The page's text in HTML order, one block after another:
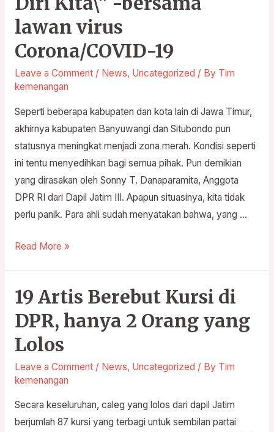
lawan virus
Corona/COVID-19
Leave a Comment / News, Uncategorized / By Tim
kemenangan
Seperti beberapa kabupaten dan kota lain di Jawa Timur,
akhirnya kabupaten Banyuwangi dan Situbondo pun
statusnya meningkat menjadi zona merah. Kondisi seperti
ini tentu menyedihkan bagi semua pihak. Pun demikian
yang dirasakan oleh Sonny T. Danaparamita, Anggota
DPR RI dari Dapil Jatim III. Apapun situasinya, kita tidak
perlu panik. Para ahli sudah menyatakan bahwa, yang …
Mengendalikan
Diri
Kita\”
-
bersama
lawan
virus
Corona/COVID-
19
Read More »
19 Artis Berebut Kursi di
DPR, hanya 2 Orang yang
Lolos
Leave a Comment / News, Uncategorized / By Tim
kemenangan
Secara keseluruhan, caleg yang lolos dari dapil Jatim
berjumlah 87 kursi yang terbagi untuk sembilan partai
19
Berebut
Kursi
di
DPR,
2
Orang